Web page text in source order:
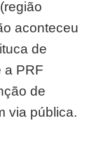
aconteceu
de
a PRF
de
via pública.